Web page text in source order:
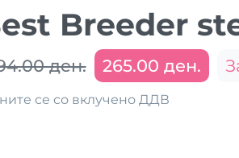
Breeder
ден. 265.00 ден.
се со вклучено ДДВ